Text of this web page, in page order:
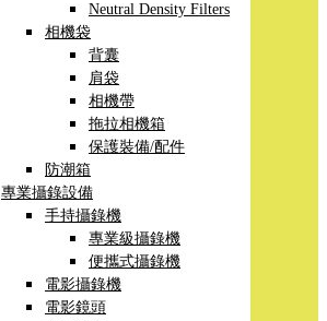
Neutral Density Filters
相機袋
背囊
肩袋
相機帶
拖拉相機箱
保護裝備/配件
防潮箱
專業攝錄設備
手持攝錄機
專業級攝錄機
便攜式攝錄機
電影攝錄機
電影鏡頭